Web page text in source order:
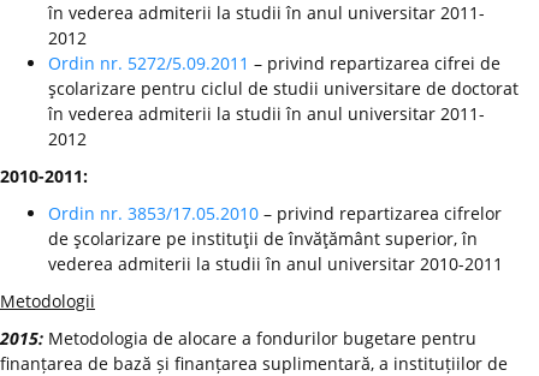
în vederea admiterii la studii în anul universitar 2011-
2012
Ordin nr. 5272/5.09.2011 – privind repartizarea cifrei de
şcolarizare pentru ciclul de studii universitare de doctorat
în vederea admiterii la studii în anul universitar 2011-
2012
2010-2011:
Ordin nr. 3853/17.05.2010 – privind repartizarea cifrelor
de şcolarizare pe instituţii de învăţământ superior, în
vederea admiterii la studii în anul universitar 2010-2011
Metodologii
2015: Metodologia de alocare a fondurilor bugetare pentru
finanțarea de bază și finanțarea suplimentară, a instituțiilor de